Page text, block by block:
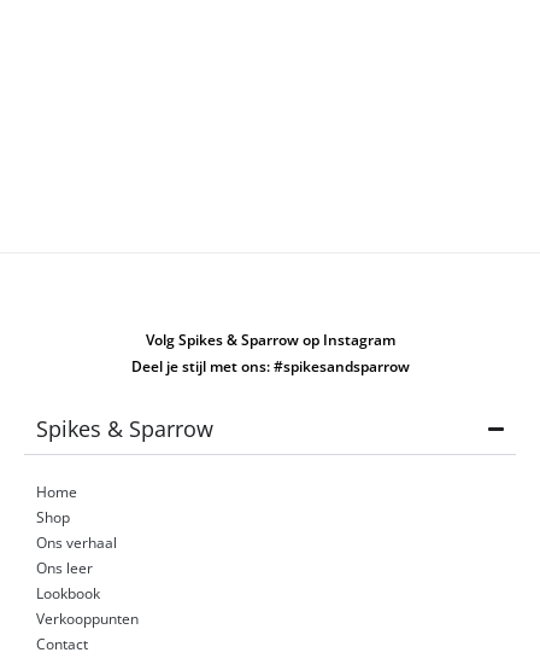
Volg Spikes & Sparrow op Instagram
Deel je stijl met ons: #spikesandsparrow
Spikes & Sparrow
Home
Shop
Ons verhaal
Ons leer
Lookbook
Verkooppunten
Contact